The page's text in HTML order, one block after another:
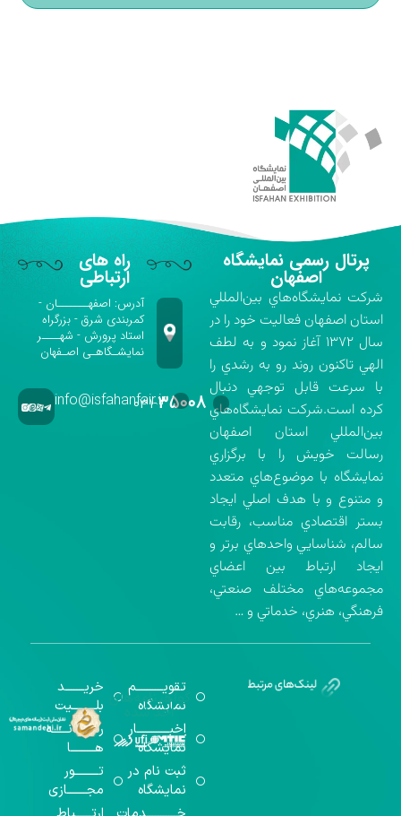
پرتال رسمی نمایشگاه
اصفهان
شركت نمايشگاه‌هاي بين‌المللي
استان اصفهان فعاليت خود را در
سال ۱۳۷۲ آغاز نمود و به لطف
الهي تاكنون روند رو به رشدي را
با سرعت قابل توجهي دنبال
كرده است.شركت نمايشگاه‌هاي
بين‌المللي استان اصفهان
رسالت خويش را با برگزاري
نمايشگاه با موضوع‌هاي متعدد
و متنوع و با هدف اصلي ايجاد
بستر اقتصادي مناسب، رقابت
سالم، شناسايي واحدهاي برتر و
ايجاد ارتباط بين اعضاي
مجموعه‌هاي مختلف صنعتي،
فرهنگي، هنري، خدماتي و …
راه های
ارتباطی
آدرس: اصفهـــــــان -
کمربندی شرق - بزرگراه
استاد پرورش - شهــــر
نمایشـگاهـی اصـفهان
۰۳۱-۳۵۰۰۸info@isfahanfair.ir
تقویــــــــــم
نمایشگاه
اخبــــــــــــار
نمایشگاه
ثبت نام در
نمایشگاه
خریـــــــد
بلـــــــــیت
رســـــانــــــه
هـــــــــا
تـــــــــور
مجـــــــازی
گواهینامه‌های
اخذ شده